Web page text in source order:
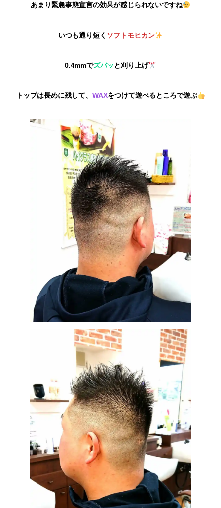
あまり緊急事態宣言の効果が感じられないですね
いつも通り短く ソフトモヒカン
0.4mmでズバッと刈り上げ
トップは長めに残して、 WAXをつけて遊べるところで遊ぶ